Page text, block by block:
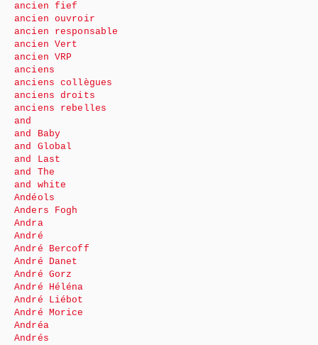
ancien fief
ancien ouvroir
ancien responsable
ancien Vert
ancien VRP
anciens
anciens collègues
anciens droits
anciens rebelles
and
and Baby
and Global
and Last
and The
and white
Andéols
Anders Fogh
Andra
André
André Bercoff
André Danet
André Gorz
André Héléna
André Liébot
André Morice
Andréa
Andrés